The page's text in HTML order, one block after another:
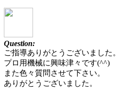
Question:
ご指導ありがとうございました。
プロ用機械に興味津々です(^^)
また色々質問させて下さい。
ありがとうございました。